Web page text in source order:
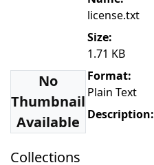
No
Thumbnail
Available
license.txt
Size:
1.71 KB
Format:
Plain Text
Description:
Collections